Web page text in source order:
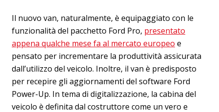
Il nuovo van, naturalmente, è equipaggiato con le
funzionalità del pacchetto Ford Pro, presentato
appena qualche mese fa al mercato europeo e
pensato per incrementare la produttività assicurata
dall’utilizzo del veicolo. Inoltre, il van è predisposto
per recepire gli aggiornamenti del software Ford
Power-Up. In tema di digitalizzazione, la cabina del
veicolo è definita dal costruttore come un vero e